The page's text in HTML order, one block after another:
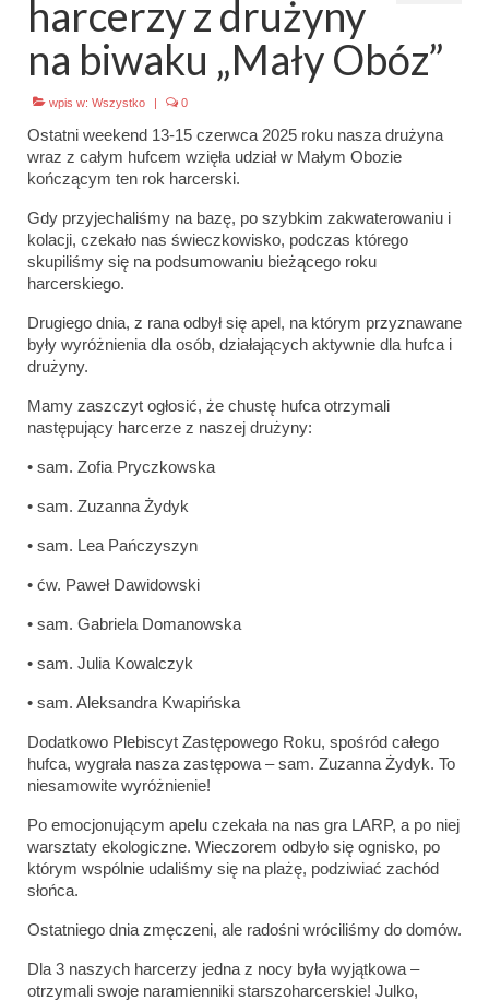
Emblematy (plakietki) i znaki drużyny
Dla harcerzy i rodziców
Ryngraf Pamiątkowy 7 HDCzB
Odznaka Honorowa 7 HDCzB
Nasze twarze
Galeria
Galeria 2026
Kontakt
harcerzy z drużyny
na biwaku „Mały Obóz”
wpis w: Wszystko | 0
Ostatni weekend 13-15 czerwca 2025 roku nasza drużyna
wraz z całym hufcem wzięła udział w Małym Obozie
kończącym ten rok harcerski.
Gdy przyjechaliśmy na bazę, po szybkim zakwaterowaniu i
kolacji, czekało nas świeczkowisko, podczas którego
skupiliśmy się na podsumowaniu bieżącego roku
harcerskiego.
Drugiego dnia, z rana odbył się apel, na którym przyznawane
były wyróżnienia dla osób, działających aktywnie dla hufca i
drużyny.
Mamy zaszczyt ogłosić, że chustę hufca otrzymali
następujący harcerze z naszej drużyny:
• sam. Zofia Pryczkowska
• sam. Zuzanna Żydyk
• sam. Lea Pańczyszyn
• ćw. Paweł Dawidowski
• sam. Gabriela Domanowska
• sam. Julia Kowalczyk
• sam. Aleksandra Kwapińska
Dodatkowo Plebiscyt Zastępowego Roku, spośród całego
hufca, wygrała nasza zastępowa – sam. Zuzanna Żydyk. To
niesamowite wyróżnienie!
Po emocjonującym apelu czekała na nas gra LARP, a po niej
warsztaty ekologiczne. Wieczorem odbyło się ognisko, po
którym wspólnie udaliśmy się na plażę, podziwiać zachód
słońca.
Ostatniego dnia zmęczeni, ale radośni wróciliśmy do domów.
Dla 3 naszych harcerzy jedna z nocy była wyjątkowa –
otrzymali swoje naramienniki starszoharcerskie! Julko,